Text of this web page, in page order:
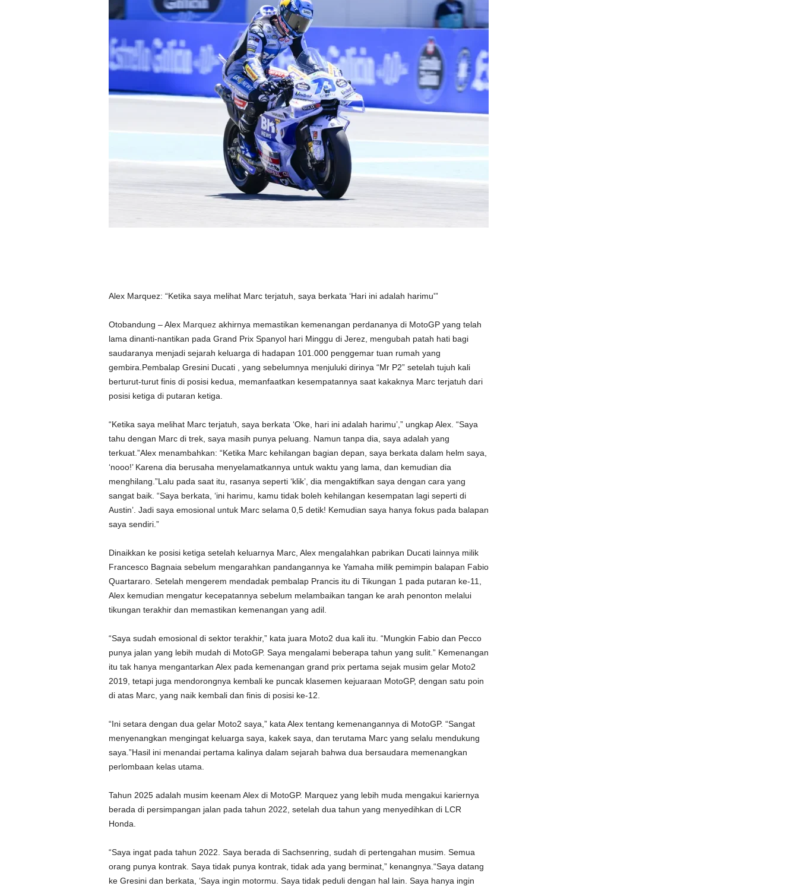
Alex Marquez: “Ketika saya melihat Marc terjatuh, saya berkata ‘Hari ini adalah harimu'”
Otobandung – Alex Marquezakhirnya memastikan kemenangan perdananya di MotoGP yang telah
lama dinanti-nantikan pada Grand Prix Spanyol hari Minggu di Jerez, mengubah patah hati bagi
saudaranya menjadi sejarah keluarga di hadapan 101.000 penggemar tuan rumah yang
gembira.Pembalap Gresini Ducati , yang sebelumnya menjuluki dirinya “Mr P2” setelah tujuh kali
berturut-turut finis di posisi kedua, memanfaatkan kesempatannya saat kakaknya Marc terjatuh dari
posisi ketiga di putaran ketiga.
“Ketika saya melihat Marc terjatuh, saya berkata ‘Oke, hari ini adalah harimu’,” ungkap Alex. “Saya
tahu dengan Marc di trek, saya masih punya peluang. Namun tanpa dia, saya adalah yang
terkuat.”Alex menambahkan: “Ketika Marc kehilangan bagian depan, saya berkata dalam helm saya,
‘nooo!’ Karena dia berusaha menyelamatkannya untuk waktu yang lama, dan kemudian dia
menghilang.”Lalu pada saat itu, rasanya seperti ‘klik’, dia mengaktifkan saya dengan cara yang
sangat baik. “Saya berkata, ‘ini harimu, kamu tidak boleh kehilangan kesempatan lagi seperti di
Austin’. Jadi saya emosional untuk Marc selama 0,5 detik! Kemudian saya hanya fokus pada balapan
saya sendiri.”
Dinaikkan ke posisi ketiga setelah keluarnya Marc, Alex mengalahkan pabrikan Ducati lainnya milik
Francesco Bagnaia sebelum mengarahkan pandangannya ke Yamaha milik pemimpin balapan Fabio
Quartararo. Setelah mengerem mendadak pembalap Prancis itu di Tikungan 1 pada putaran ke-11,
Alex kemudian mengatur kecepatannya sebelum melambaikan tangan ke arah penonton melalui
tikungan terakhir dan memastikan kemenangan yang adil.
“Saya sudah emosional di sektor terakhir,” kata juara Moto2 dua kali itu. “Mungkin Fabio dan Pecco
punya jalan yang lebih mudah di MotoGP. Saya mengalami beberapa tahun yang sulit.” Kemenangan
itu tak hanya mengantarkan Alex pada kemenangan grand prix pertama sejak musim gelar Moto2
2019, tetapi juga mendorongnya kembali ke puncak klasemen kejuaraan MotoGP, dengan satu poin
di atas Marc, yang naik kembali dan finis di posisi ke-12.
“Ini setara dengan dua gelar Moto2 saya,” kata Alex tentang kemenangannya di MotoGP. “Sangat
menyenangkan mengingat keluarga saya, kakek saya, dan terutama Marc yang selalu mendukung
saya.”Hasil ini menandai pertama kalinya dalam sejarah bahwa dua bersaudara memenangkan
perlombaan kelas utama.
Tahun 2025 adalah musim keenam Alex di MotoGP. Marquez yang lebih muda mengakui kariernya
berada di persimpangan jalan pada tahun 2022, setelah dua tahun yang menyedihkan di LCR
Honda.
“Saya ingat pada tahun 2022. Saya berada di Sachsenring, sudah di pertengahan musim. Semua
orang punya kontrak. Saya tidak punya kontrak, tidak ada yang berminat,” kenangnya.“Saya datang
ke Gresini dan berkata, ‘Saya ingin motormu. Saya tidak peduli dengan hal lain. Saya hanya ingin